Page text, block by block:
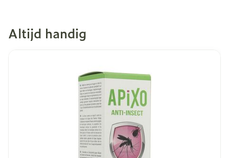
Altijd handig